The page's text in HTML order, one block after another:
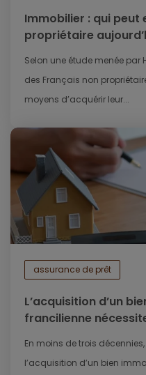
Immobilier : qui peut
propriétaire
Selon une étude menée par
des Français non
moyens d’acquérir leur...
assurance de prêt
L’acquisition d’un
francilienne
En moins de trois
l’acquisition d’un bien